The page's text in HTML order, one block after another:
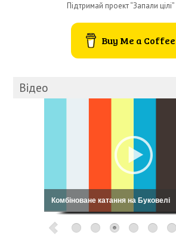
Підтримай проект “Запали
Buy Me a Coffee
Відео
Кошовський: My Way